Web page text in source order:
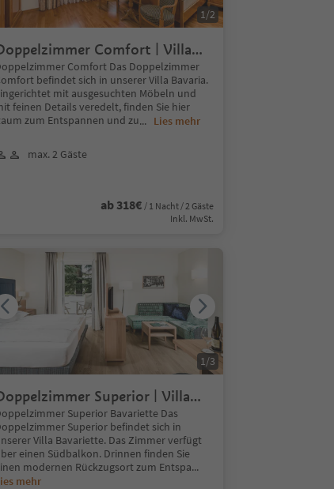
Comfort | Villa
Comfort Das Doppelzimmer
befindet sich in unserer Villa Bavaria.
mit ausgesuchten Möbeln und
feinen Details veredelt, finden Sie hier
zum Entspannen und zu... Lies mehr
max. 2 Gäste
ab 318€ / 1 Nacht / 2 Gäste
Inkl. MwSt.
1/2
Superior | Villa
Superior Bavariette Das
Superior befindet sich in
Villa Bavariette. Das Zimmer verfügt
einen Südbalkon. Drinnen finden Sie
modernen Rückzugsort zum Entspa...
mehr
1/3